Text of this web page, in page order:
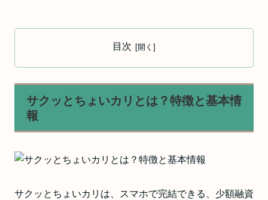
目次
サクッとちょいカリとは？特徴と基本情
報
サクッとちょいカリは、スマホで完結できる、少額融資